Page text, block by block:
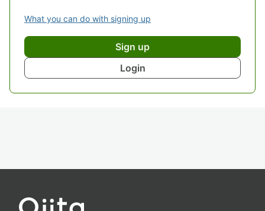
What you can do with signing up
Sign up
Login